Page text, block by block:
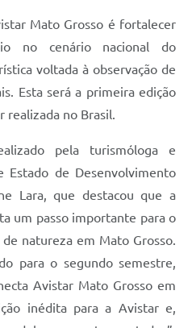
Mato Grosso é fortalecer
no cenário nacional do
voltada à observação de
Esta será a primeira edição
realizada no Brasil.
pela turismóloga e
Estado de Desenvolvimento
Lara, que destacou que a
um passo importante para o
natureza em Mato Grosso.
para o segundo semestre,
Avistar Mato Grosso em
inédita para a Avistar e,